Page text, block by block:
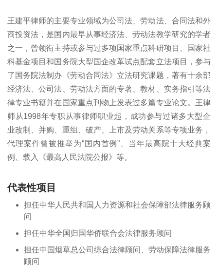
王建平律师的主要专业领域为公司法、劳动法、合同法和外
商投资法，是国内最早从事经济法、劳动法教学研究的学者
之一，曾领衔主持或参与过多项国家重点科研项目、国家社
科基金项目和国务院大型国企改革试点配套立法项目，参与
了国务院法制办《劳动合同法》立法研究课题，著有十余部
经济法、公司法、劳动法方面的专著、教材、实务指引等法
律专业书籍并在国家重点刊物上发表过多篇专业论文。王律
师从1998年专职从事律师职业起，成功参与过诸多大型企
业改制、并购、重组、破产、上市及劳动关系等专项业务，
代理案件曾被推举为“国内首例”、当年最高院十大经典案
例、载入《最高人民法院公报》等。
代表性项目
担任中华人民共和国人力资源和社会保障部法律服务顾
问
担任中华全国归国华侨联合会法律服务顾问
担任中国烟草总公司综合法律顾问、劳动保障法律服务
顾问